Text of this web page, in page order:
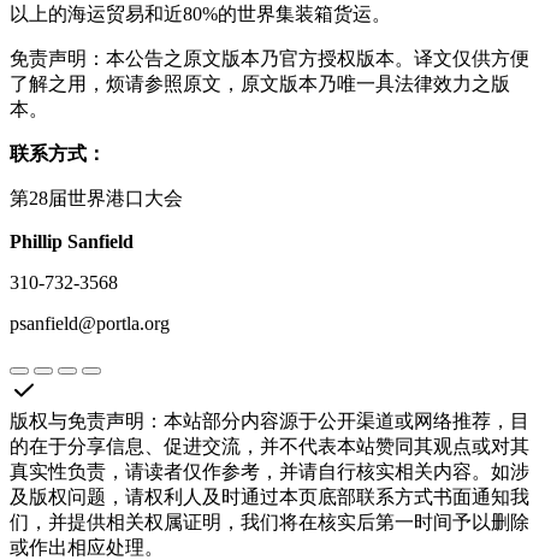
以上的海运贸易和近80%的世界集装箱货运。
免责声明：本公告之原文版本乃官方授权版本。译文仅供方便
了解之用，烦请参照原文，原文版本乃唯一具法律效力之版
本。
联系方式：
第28届世界港口大会
Phillip Sanfield
310-732-3568
psanfield@portla.org
版权与免责声明 ： 本站部分内容源于公开渠道或网络推荐，目
的在于分享信息、促进交流，并不代表本站赞同其观点或对其
真实性负责，请读者仅作参考，并请自行核实相关内容。如涉
及版权问题，请权利人及时通过本页底部联系方式书面通知我
们，并提供相关权属证明，我们将在核实后第一时间予以删除
或作出相应处理。